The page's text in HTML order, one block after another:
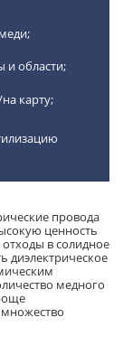
и области;
карту;
провода
ценность
в солидное
диэлектрическое
медного